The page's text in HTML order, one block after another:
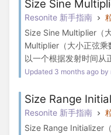
Size Sine
Resonite 新手指南
Size Sine Multiplier（
Multiplier（大小正弦乘
以一个根据发射时间从
Updated 3 months ago
Size Range
Resonite 新手指南
Size Range Initializer